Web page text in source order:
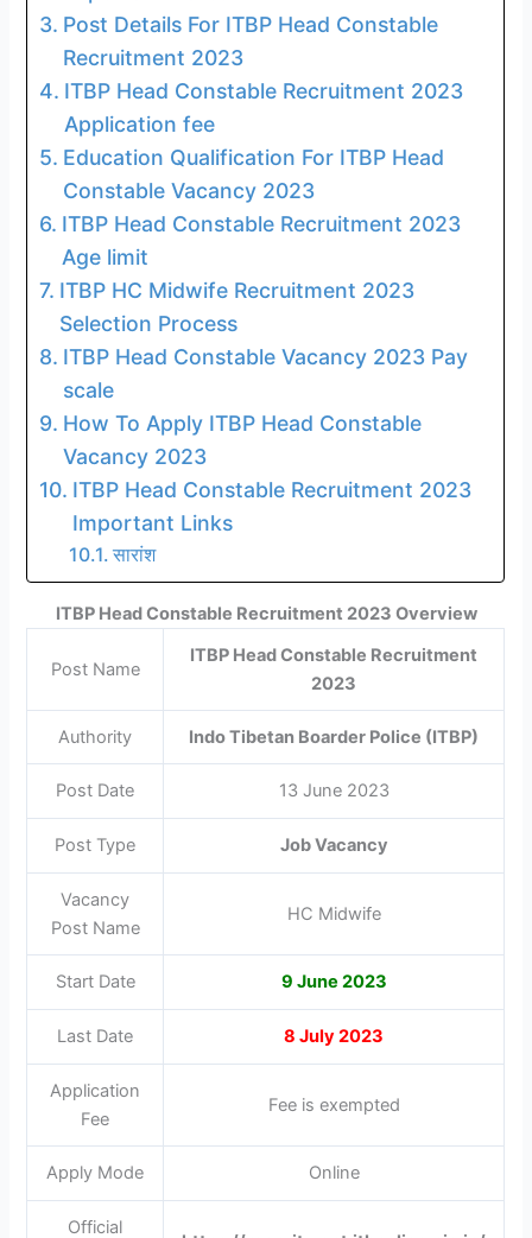
Post Details For ITBP Head Constable
Recruitment 2023
ITBP Head Constable Recruitment 2023
Application fee
Education Qualification For ITBP Head
Constable Vacancy 2023
ITBP Head Constable Recruitment 2023
Age limit
ITBP HC Midwife Recruitment 2023
Selection Process
ITBP Head Constable Vacancy 2023 Pay
scale
How To Apply ITBP Head Constable
Vacancy 2023
ITBP Head Constable Recruitment 2023
Important Links
सारांश
ITBP Head Constable Recruitment 2023 Overview
Post Name
ITBP Head Constable Recruitment
2023
Authority Indo Tibetan Boarder Police (ITBP)
Post Date 13 June 2023
Post Type Job Vacancy
Vacancy
Post Name
HC Midwife
Start Date 9 June 2023
Last Date 8 July 2023
Application
Fee
Fee is exempted
Apply Mode Online
Official